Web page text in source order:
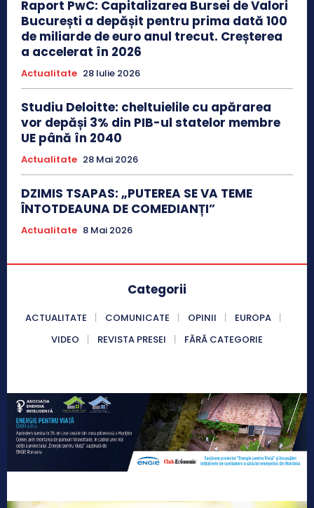
Raport PwC: Capitalizarea Bursei de Valori
București a depășit pentru prima dată 100
de miliarde de euro anul trecut. Creșterea
a accelerat în 2026
Actualitate 28 Iulie 2026
Studiu Deloitte: cheltuielile cu apărarea
vor depăși 3% din PIB-ul statelor membre
UE până în 2040
Actualitate 28 Mai 2026
DZIMIS TSAPAS: „PUTEREA SE VA TEME
ÎNTOTDEAUNA DE COMEDIANȚI”
Actualitate 8 Mai 2026
Categorii
ACTUALITATE COMUNICATE OPINII
EUROPA
VIDEO
REVISTA PRESEI FĂRĂ CATEGORIE